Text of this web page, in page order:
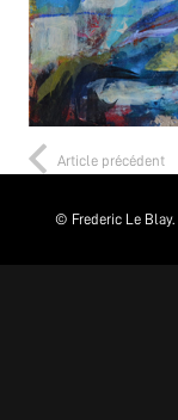
Article précédent
© Frederic Le Blay.